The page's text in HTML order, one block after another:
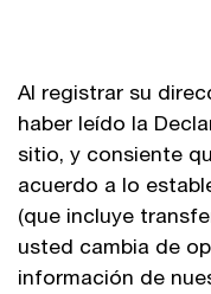
Al registrar su
haber leído la
sitio, y consiente
acuerdo a lo
(que incluye
usted cambia de
información de